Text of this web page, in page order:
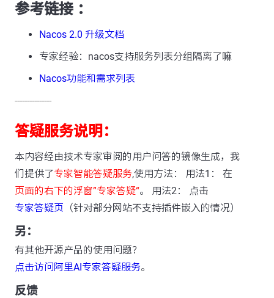
参考链接 ：
Nacos 2.0 升级文档
专家经验：nacos支持服务列表分组隔离了嘛
Nacos功能和需求列表
---------------
答疑服务说明：
本内容经由技术专家审阅的用户问答的镜像生成，我
们提供了专家智能答疑服务,使用方法： 用法1： 在
页面的右下的浮窗”专家答疑“。 用法2： 点击
专家答疑页 （针对部分网站不支持插件嵌入的情况）
另：
有其他开源产品的使用问题？
点击访问阿里AI专家答疑服务。
反馈